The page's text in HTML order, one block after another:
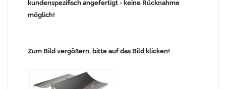
kundenspezifisch angefertigt - keine Rücknahme
möglich!
Zum Bild vergößern, bitte auf das Bild klicken!